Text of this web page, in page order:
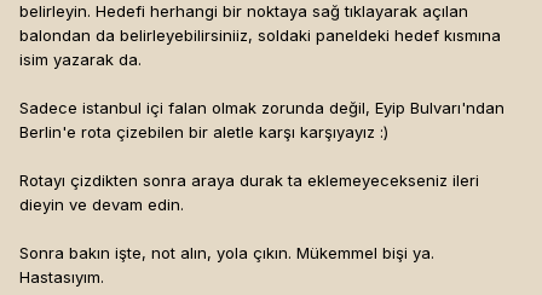
belirleyin. Hedefi herhangi bir noktaya sağ tıklayarak açılan
balondan da belirleyebilirsiniiz, soldaki paneldeki hedef kısmına
isim yazarak da.
Sadece istanbul içi falan olmak zorunda değil, Eyip Bulvarı'ndan
Berlin'e rota çizebilen bir aletle karşı karşıyayız :)
Rotayı çizdikten sonra araya durak ta eklemeyecekseniz ileri
dieyin ve devam edin.
Sonra bakın işte, not alın, yola çıkın. Mükemmel bişi ya.
Hastasıyım.